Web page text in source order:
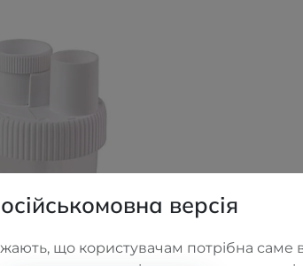
версія
що користувачам потрібна саме